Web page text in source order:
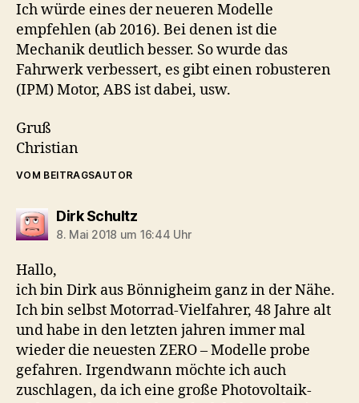
Ich würde eines der neueren Modelle
empfehlen (ab 2016). Bei denen ist die
Mechanik deutlich besser. So wurde das
Fahrwerk verbessert, es gibt einen robusteren
(IPM) Motor, ABS ist dabei, usw.
Gruß
Christian
VOM BEITRAGSAUTOR
Dirk Schultzsagt:
8. Mai 2018 um 16:44 Uhr
Hallo,
ich bin Dirk aus Bönnigheim ganz in der Nähe.
Ich bin selbst Motorrad-Vielfahrer, 48 Jahre alt
und habe in den letzten jahren immer mal
wieder die neuesten ZERO – Modelle probe
gefahren. Irgendwann möchte ich auch
zuschlagen, da ich eine große Photovoltaik-